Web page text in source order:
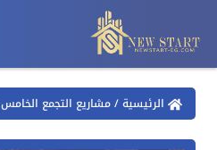
الرئيسية/مشاريع التجمع الخامس